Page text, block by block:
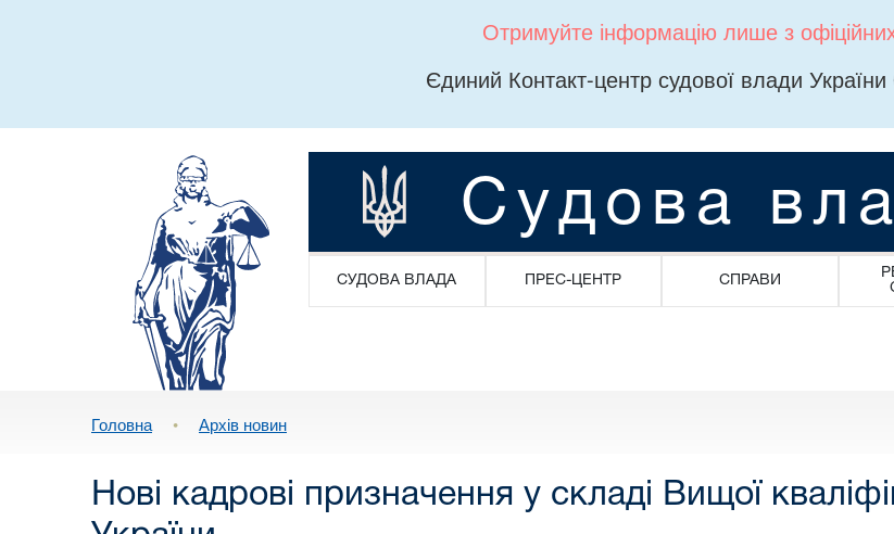
Отримуйте інформацію лише з
Єдиний Контакт-центр судової влади
Судова
СУДОВА ВЛАДА ПРЕС-ЦЕНТР СПРАВИ
Головна • Архів новин
Нові кадрові призначення у складі Вищої